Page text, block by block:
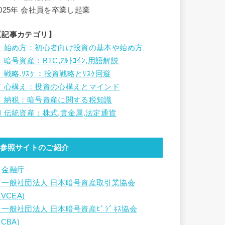
年 会社員を卒業し起業
記事カテゴリ】
始め方：初心者向け投資の基本や始め方
暗号資産：BTC,ｱﾙﾄｺｲﾝ,用語解説
戦略.ﾘｽｸ ：投資戦略とﾘｽｸ回避
心構え：投資の心構えとマインド
納税：暗号資産に関する税知識
伝統資産：株式,貴金属,法定通貨
参照サイトのご紹介
金融庁
一般社団法人 日本暗号資産取引業協会
一般社団法人 日本暗号資産ﾋﾞｼﾞﾈｽ協会